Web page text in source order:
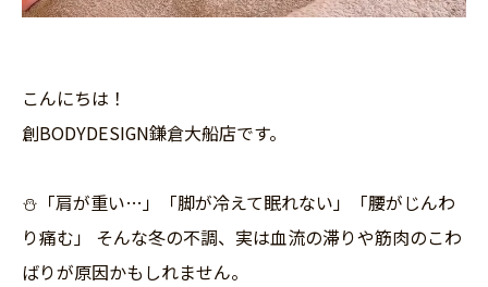
こんにちは！
創BODYDESIGN鎌倉大船店です。
⛄「肩が重い…」「脚が冷えて眠れない」「腰がじんわ
り痛む」 そんな冬の不調、実は血流の滞りや筋肉のこわ
ばりが原因かもしれません。